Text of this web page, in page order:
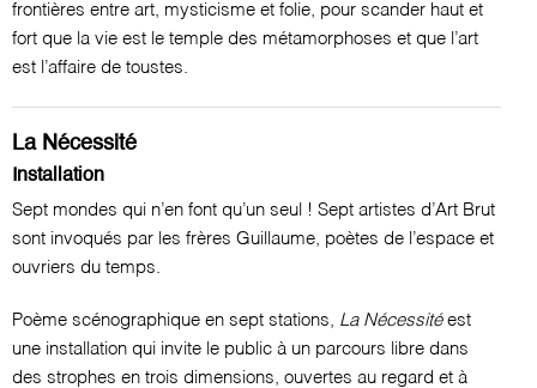
frontières entre art, mysticisme et folie, pour scander haut et
fort que la vie est le temple des métamorphoses et que l’art
est l’affaire de toustes.
La Nécessité
Installation
Sept mondes qui n’en font qu’un seul ! Sept artistes d’Art Brut
sont invoqués par les frères Guillaume, poètes de l’espace et
ouvriers du temps.
Poème scénographique en sept stations, La Nécessité est
une installation qui invite le public à un parcours libre dans
des strophes en trois dimensions, ouvertes au regard et à